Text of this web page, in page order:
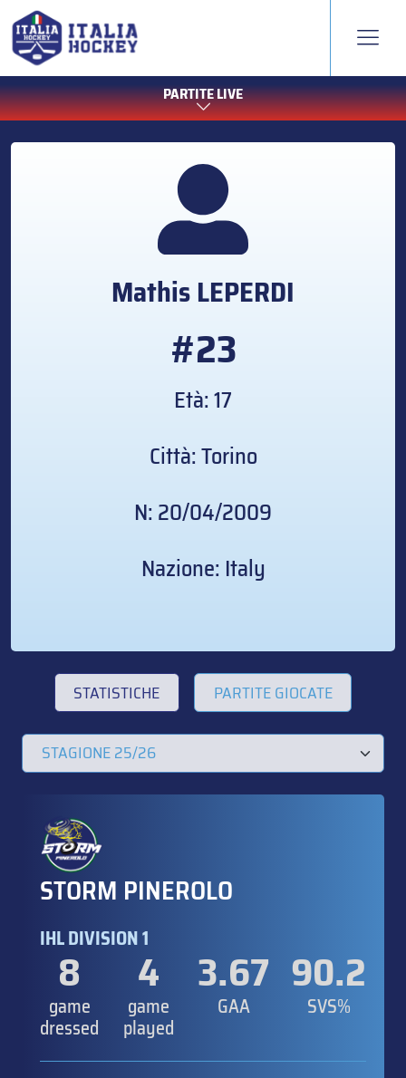
PARTITE LIVE
MathisLEPERDI
#23
Età: 17
Città: Torino
N: 20/04/2009
Nazione: Italy
STATISTICHE PARTITE GIOCATE
STORM PINEROLO
IHL DIVISION 1
8
game
dressed
4
game
played
3.67
GAA
90.2
SVS%